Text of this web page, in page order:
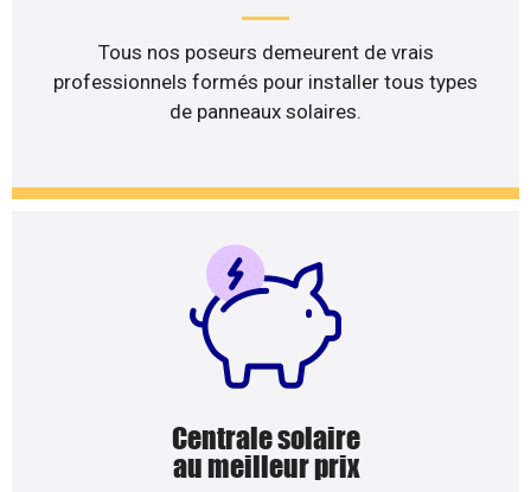
Tous nos poseurs demeurent de vrais
professionnels formés pour installer tous types
de panneaux solaires.
Centrale solaire
au meilleur prix